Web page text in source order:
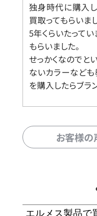
独身時代に購入
買取ってもらいま
5年くらいたって
もらいました。
せっかくなのでと
ないカラーなども
を購入したらブラ
お客様
エルメス製品で